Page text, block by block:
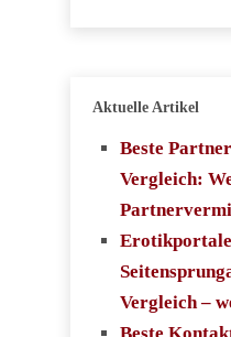
Aktuelle Artikel
Beste
Vergleich:
Vergleich –